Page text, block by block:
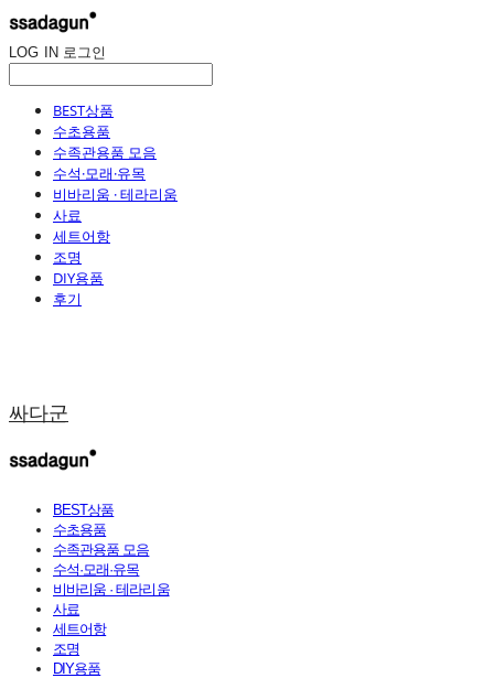
LOG IN 로그인
BEST상품
수초용품
수족관용품 모음
수석·모래·유목
비바리움 · 테라리움
사료
세트어항
조명
DIY용품
후기
싸다군
BEST상품
수초용품
수족관용품 모음
수석·모래·유목
비바리움 · 테라리움
사료
세트어항
조명
DIY용품